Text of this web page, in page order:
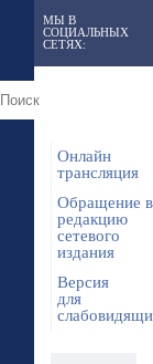
МЫ В
СОЦИАЛЬНЫХ
СЕТЯХ:
Онлайн
трансляция
Обращение в
редакцию
сетевого
издания
Версия
для